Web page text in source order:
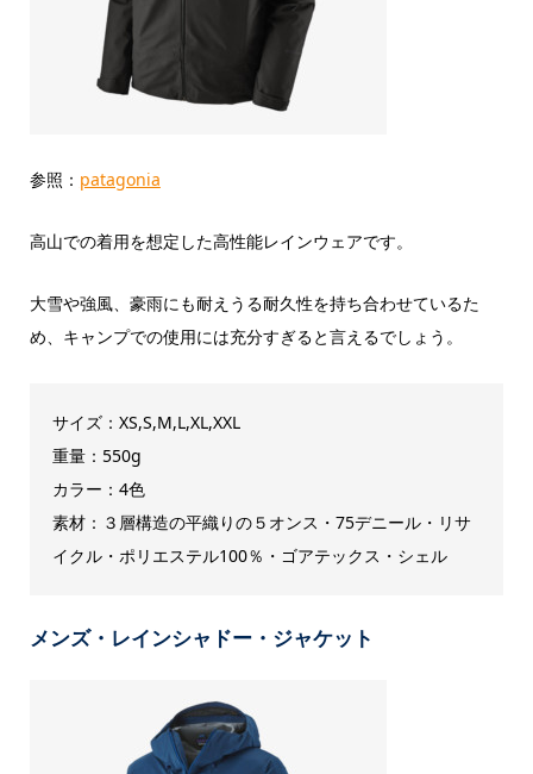
参照： patagonia
高山での着用を想定した高性能レインウェアです。
大雪や強風、豪雨にも耐えうる耐久性を持ち合わせているた
め、キャンプでの使用には充分すぎると言えるでしょう。
サイズ：XS,S,M,L,XL,XXL
重量：550g
カラー：4色
素材：３層構造の平織りの５オンス・75デニール・リサ
イクル・ポリエステル100％・ゴアテックス・シェル
メンズ・レインシャドー・ジャケット